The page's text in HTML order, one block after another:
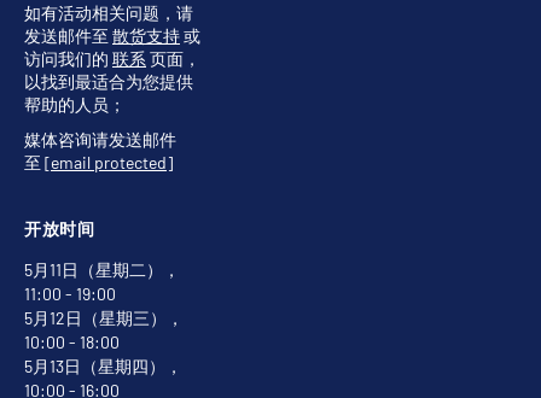
开放时间
5月11日（星期二），
11:00 - 19:00
5月12日（星期三），
10:00 - 18:00
5月13日（星期四），
10:00 - 16:00
如有活动相关问题，请
发送邮件至 散货支持或
访问我们的 联系 页面，
以找到最适合为您提供
帮助的人员；
媒体咨询请发送邮件
至 [email protected]